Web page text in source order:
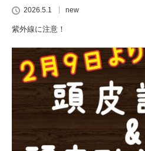
2026.5.1 new
紫外線に注意！